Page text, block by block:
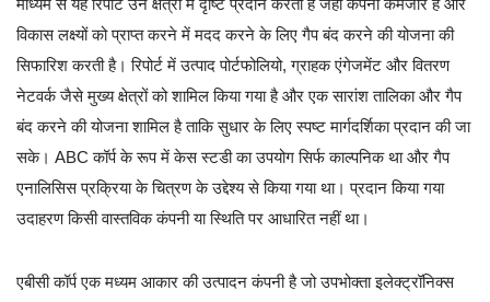
माध्यम से यह रिपोर्ट उन क्षेत्रों में दृष्टि प्रदान करती है जहां कंपनी कमजोर है और
विकास लक्ष्यों को प्राप्त करने में मदद करने के लिए गैप बंद करने की योजना की
सिफारिश करती है। रिपोर्ट में उत्पाद पोर्टफोलियो, ग्राहक एंगेजमेंट और वितरण
नेटवर्क जैसे मुख्य क्षेत्रों को शामिल किया गया है और एक सारांश तालिका और गैप
बंद करने की योजना शामिल है ताकि सुधार के लिए स्पष्ट मार्गदर्शिका प्रदान की जा
सके। ABC कॉर्प के रूप में केस स्टडी का उपयोग सिर्फ काल्पनिक था और गैप
एनालिसिस प्रक्रिया के चित्रण के उद्देश्य से किया गया था। प्रदान किया गया
उदाहरण किसी वास्तविक कंपनी या स्थिति पर आधारित नहीं था।
एबीसी कॉर्प एक मध्यम आकार की उत्पादन कंपनी है जो उपभोक्ता इलेक्ट्रॉनिक्स